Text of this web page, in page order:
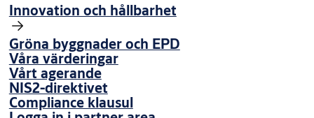
Innovation och hållbarhet
Gröna byggnader och EPD
Våra värderingar
Vårt agerande
NIS2-direktivet
Compliance klausul